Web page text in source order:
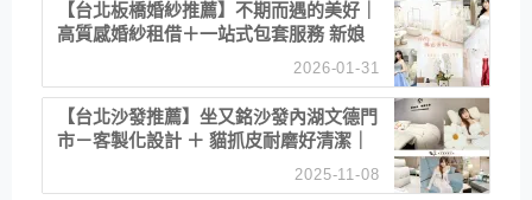
【台北板橋婚紗推薦】不期而遇的美好｜
高質感婚紗租借＋一站式包套服務 新娘
2026-01-31
【台北沙發推薦】坐又銘沙發內湖文德門
市－客製化設計 ＋ 貓抓皮耐磨好清潔｜
直營直銷、價格透明 高CP值打造夢想
2025-11-08